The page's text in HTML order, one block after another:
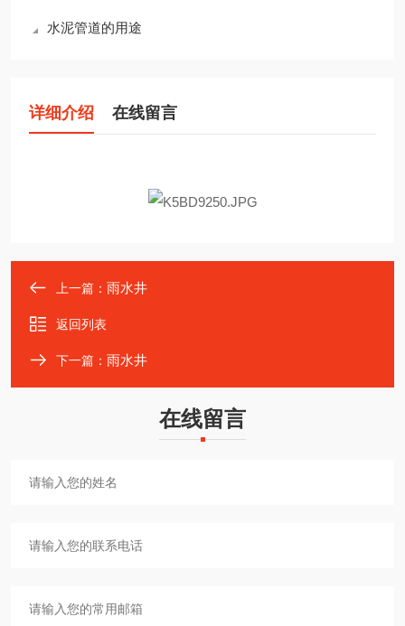
水泥管道的用途
详细介绍 在线留言
上一篇： 雨水井
返回列表
下一篇： 雨水井
在线留言